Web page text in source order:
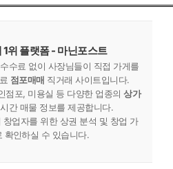
위 플랫폼 - 마닌포스트
수료 없이 사장님들이 직접 가게를
점포매매 직거래 사이트입니다.
점포, 미용실 등 다양한 업종의상가
간 매물 정보를 제공합니다.
업자를 위한 상권 분석 및 창업 가
확인하실 수 있습니다.